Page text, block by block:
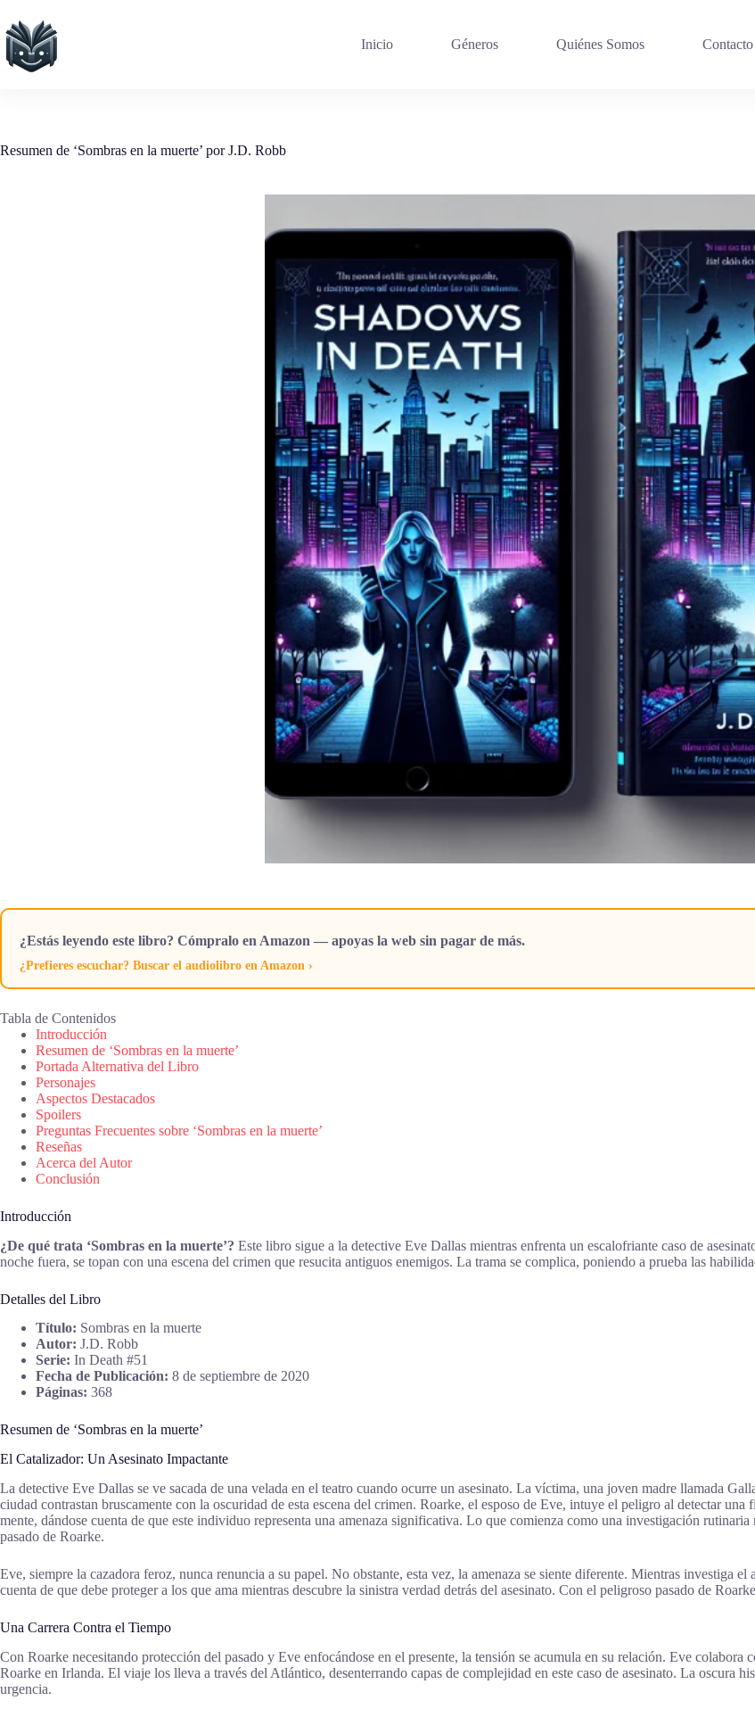
contenido
Inicio Géneros Quiénes Somos Contacto
Resumen de ‘Sombras en la muerte’ por J.D. Robb
¿Estás leyendo este libro? Cómpralo en Amazon — apoyas la web sin pagar de más.
¿Prefieres escuchar? Buscar el audiolibro en Amazon ›
Tabla de Contenidos
Introducción
Resumen de ‘Sombras en la muerte’
Portada Alternativa del Libro
Personajes
Aspectos Destacados
Spoilers
Preguntas Frecuentes sobre ‘Sombras en la muerte’
Reseñas
Acerca del Autor
Conclusión
Introducción
¿De qué trata ‘Sombras en la muerte’? Este libro sigue a la detective Eve Dallas mientras enfrenta un escalofriante caso de
noche fuera, se topan con una escena del crimen que resucita antiguos enemigos. La trama se complica, poniendo a prueba las
Detalles del Libro
Título: Sombras en la muerte
Autor: J.D. Robb
Serie: In Death #51
Fecha de Publicación: 8 de septiembre de 2020
Páginas: 368
Resumen de ‘Sombras en la muerte’
El Catalizador: Un Asesinato Impactante
La detective Eve Dallas se ve sacada de una velada en el teatro cuando ocurre un asesinato. La víctima, una joven madre llamada
ciudad contrastan bruscamente con la oscuridad de esta escena del crimen. Roarke, el esposo de Eve, intuye el peligro al detectar
mente, dándose cuenta de que este individuo representa una amenaza significativa. Lo que comienza como una investigación
pasado de Roarke.
Eve, siempre la cazadora feroz, nunca renuncia a su papel. No obstante, esta vez, la amenaza se siente diferente. Mientras investiga el
cuenta de que debe proteger a los que ama mientras descubre la sinistra verdad detrás del asesinato. Con el peligroso pasado de
Una Carrera Contra el Tiempo
Con Roarke necesitando protección del pasado y Eve enfocándose en el presente, la tensión se acumula en su relación. Eve colabora
Roarke en Irlanda. El viaje los lleva a través del Atlántico, desenterrando capas de complejidad en este caso de asesinato. La oscura
urgencia.